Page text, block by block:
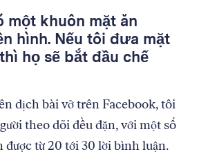
một khuôn mặt ăn
hình. Nếu tôi đưa mặt
họ sẽ bắt đầu chế
dịch bài vở trên Facebook, tôi
theo dõi đều đặn, với một số
được từ 20 tới 30 lời bình luận.